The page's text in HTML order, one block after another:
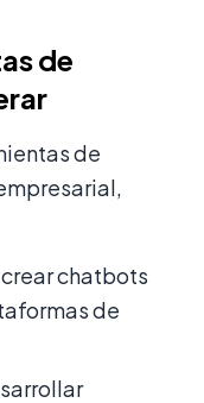
de
de
chatbots
de